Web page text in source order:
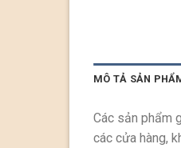
MÔ TẢ SẢN
Các sản phẩm
các cửa hàng,